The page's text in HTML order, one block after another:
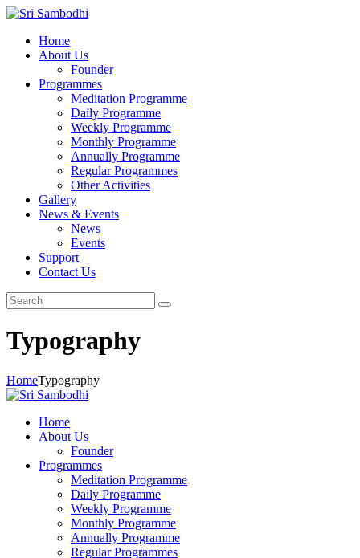
Home
About Us
Founder
Programmes
Meditation Programme
Daily Programme
Weekly Programme
Monthly Programme
Annually Programme
Regular Programmes
Other Activities
Gallery
News & Events
News
Events
Support
Contact Us
Typography
HomeTypography
Home
About Us
Founder
Programmes
Meditation Programme
Daily Programme
Weekly Programme
Monthly Programme
Annually Programme
Regular Programmes